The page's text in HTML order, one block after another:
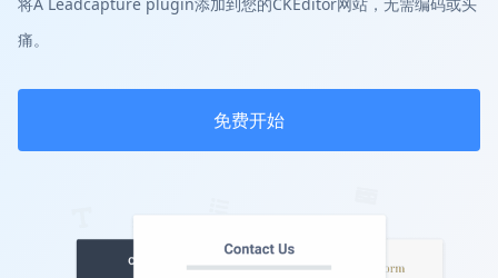
痛。
免费开始